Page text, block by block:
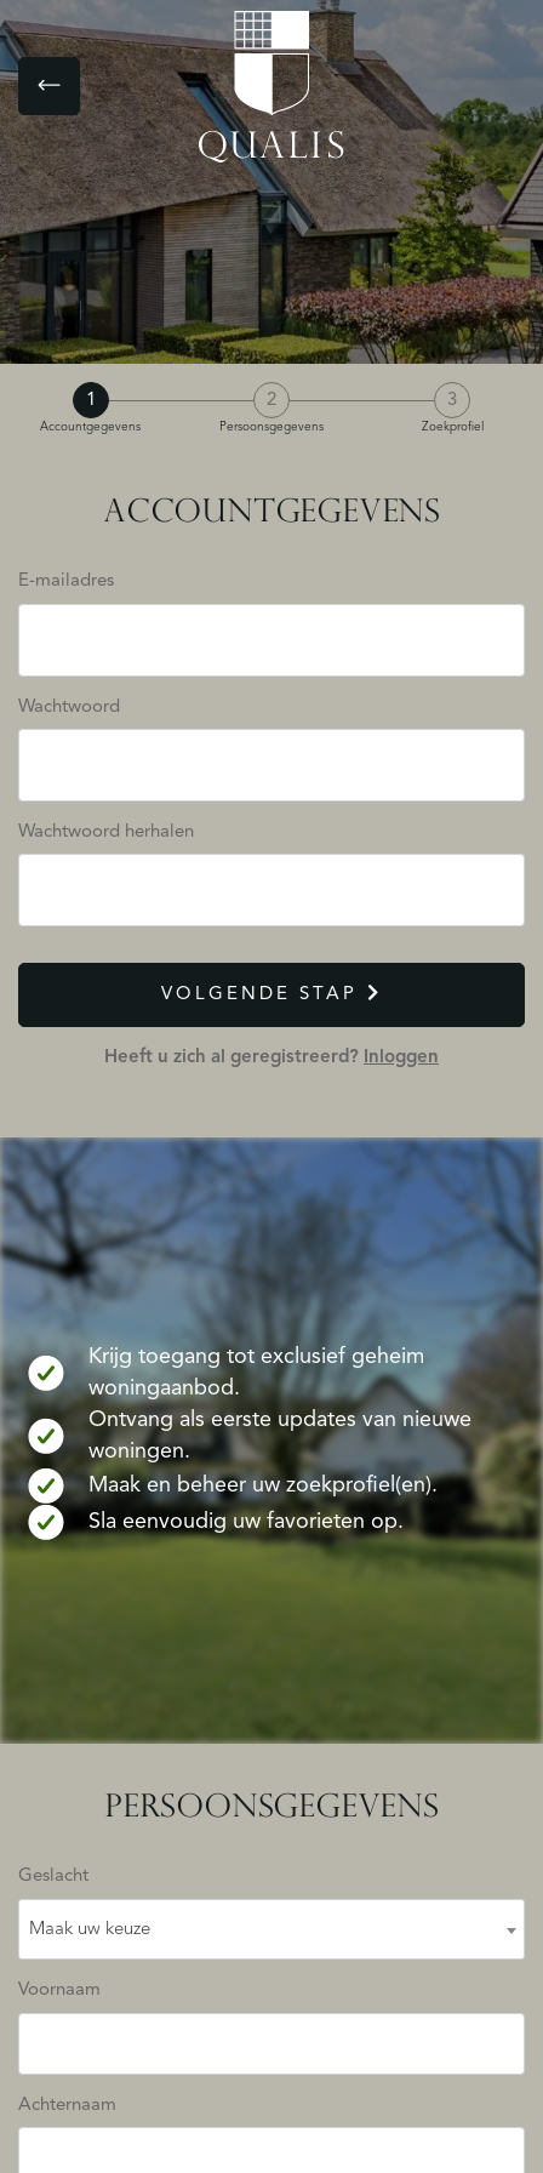
1
Accountgegevens
2
Persoonsgegevens
3
Zoekprofiel
ACCOUNTGEGEVENS
E-mailadres
Wachtwoord
Wachtwoord herhalen
VOLGENDE STAP
Heeft u zich al geregistreerd? Inloggen
Krijg toegang tot exclusief geheim
woningaanbod.
Ontvang als eerste updates van nieuwe
woningen.
Maak en beheer uw zoekprofiel(en).
Sla eenvoudig uw favorieten op.
PERSOONSGEGEVENS
Geslacht
Maak uw keuze
Voornaam
Achternaam